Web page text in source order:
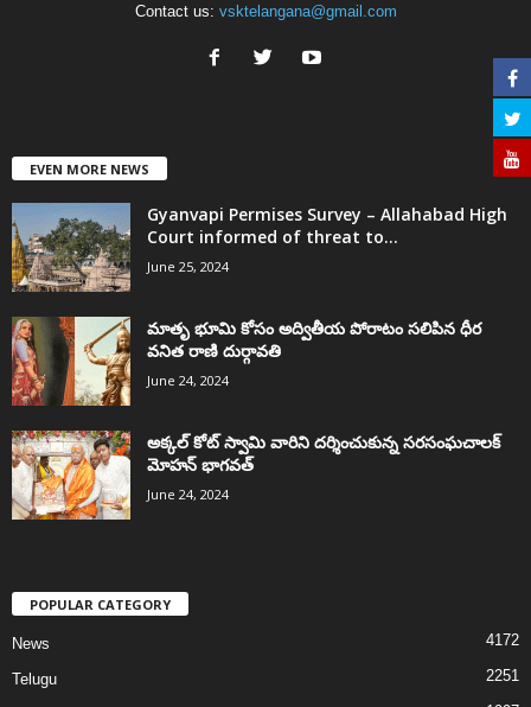
Contact us: vsktelangana@gmail.com
EVEN MORE NEWS
Gyanvapi Permises Survey – Allahabad High
Court informed of threat to...
June 25, 2024
మాతృ భూమి కోసం అద్వితీయ పోరాటం సలిపిన ధీర
వనిత రాణి దుర్గావతి
June 24, 2024
అక్కల్‌ కోట్‌ స్వామి వారిని దర్శించుకున్న సరసంఘచాలక్
మోహన్ భాగవత్
June 24, 2024
POPULAR CATEGORY
News 4172
Telugu 2251